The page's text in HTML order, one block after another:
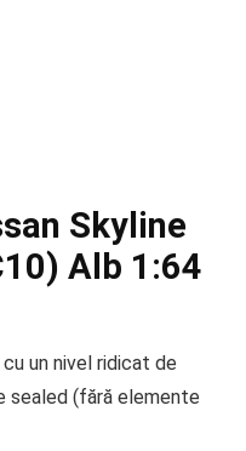
Skyline
Alb 1:64
un nivel ridicat de
sealed (fără elemente